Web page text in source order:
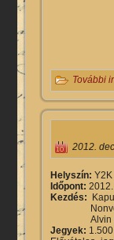
További
2012.
Helyszín: Y2K
Időpont: 2012.
Kezdés:
Alvin és a
Jegyek: